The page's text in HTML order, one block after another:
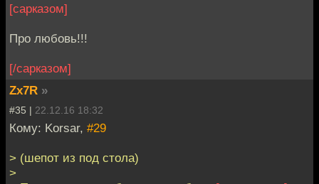
[сарказом]
Про любовь!!!
[/сарказом]
Zx7R »
#35 | 22.12.16 18:32
Кому: Korsar, #29
> (шепот из под стола)
>